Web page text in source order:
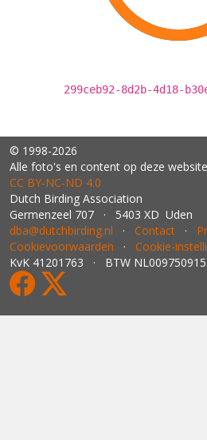
299ceb92-8d2b-4d18-
© 1998-2026
Alle foto's en content op deze
CC BY‑NC‑ND 4.0
Dutch Birding Association
Germenzeel 707 · 5403 XD Uden
dba@dutchbirding.nl · Contact ·
Cookievoorwaarden · Cookie-
KvK 41201763 · BTW